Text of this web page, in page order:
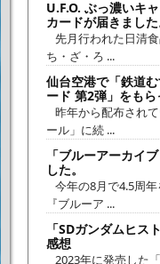
U.F.O. ぶっ濃いキ
カードが届きました
先月行われた日清
ち・ざ・ろ ...
仙台空港で「鉄道
ード 第2弾」をもら
昨年から配布され
ール」に続 ...
「ブルーアーカイ
した。
今年の8月で4.5周
『ブルーア ...
「SDガンダムヒス
感想
2023年に発売した